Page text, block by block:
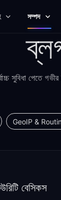
সম্পদ
পেতে গভীর
GeoIP &
বেসিকস